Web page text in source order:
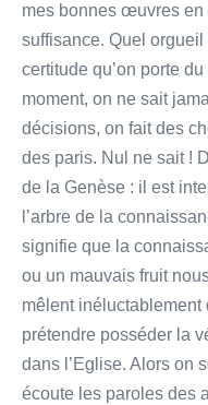
mes bonnes œuvres en
suffisance. Quel orgueil
certitude qu’on porte
moment, on ne sait
décisions, on fait des
des paris. Nul ne sait !
de la Genèse : il est
l’arbre de la
signifie que la
ou un mauvais fruit
mêlent inéluctablement
prétendre posséder la
dans l’Eglise. Alors on
écoute les paroles des